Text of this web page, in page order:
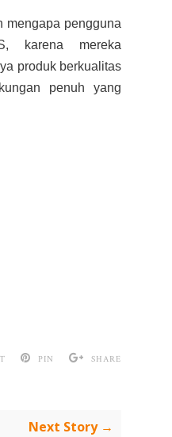
mengapa pengguna
karena mereka
produk berkualitas
penuh yang
PIN SHARE
Next Story →